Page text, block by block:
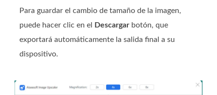
Para guardar el cambio de tamaño de la imagen,
puede hacer clic en el Descargar botón, que
exportará automáticamente la salida final a su
dispositivo.